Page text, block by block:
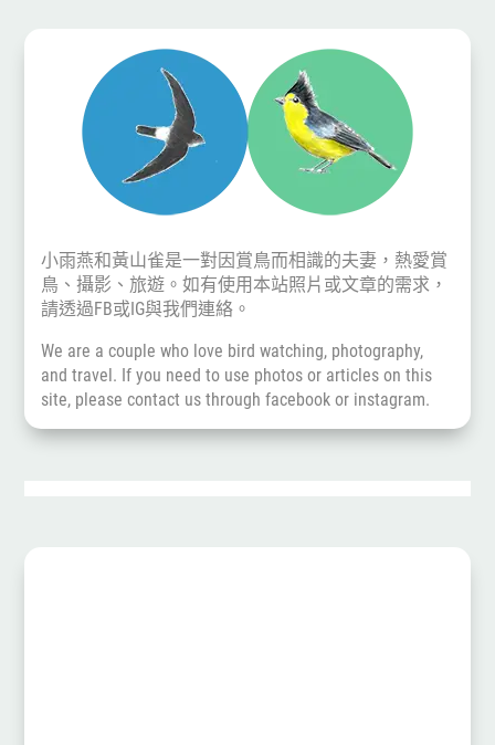
小雨燕和黃山雀是一對因賞鳥而相識的夫妻，熱愛賞
鳥、攝影、旅遊。如有使用本站照片或文章的需求，
請透過FB或 IG與我們連絡。
We are a couple who love bird watching, photography,
and travel. If you need to use photos or articles on this
site, please contact us throughfacebook or instagram.